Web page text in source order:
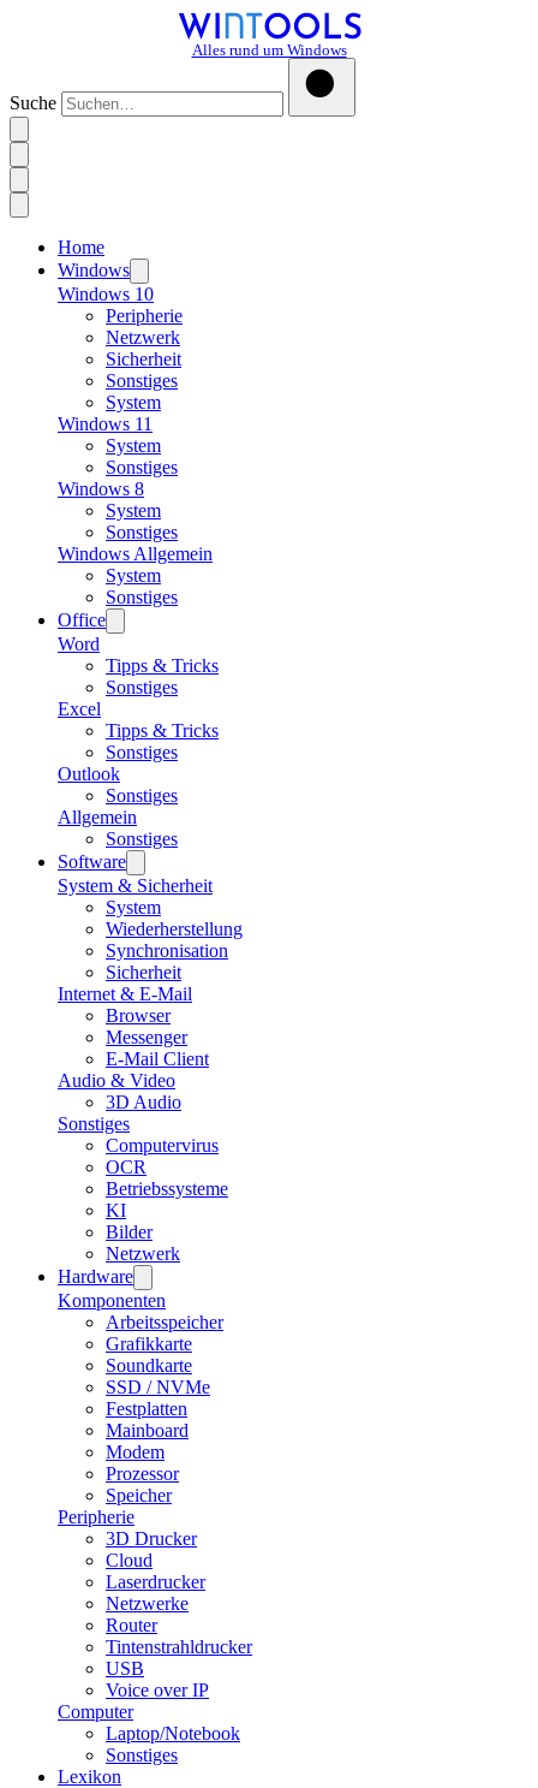
Alles rund um Windows
Suche
Home
Windows
Windows 10
Peripherie
Netzwerk
Sicherheit
Sonstiges
System
Windows 11
System
Sonstiges
Windows 8
System
Sonstiges
Windows Allgemein
System
Sonstiges
Office
Word
Tipps & Tricks
Sonstiges
Excel
Tipps & Tricks
Sonstiges
Outlook
Sonstiges
Allgemein
Sonstiges
Software
System & Sicherheit
System
Wiederherstellung
Synchronisation
Sicherheit
Internet & E-Mail
Browser
Messenger
E-Mail Client
Audio & Video
3D Audio
Sonstiges
Computervirus
OCR
Betriebssysteme
KI
Bilder
Netzwerk
Hardware
Komponenten
Arbeitsspeicher
Grafikkarte
Soundkarte
SSD / NVMe
Festplatten
Mainboard
Modem
Prozessor
Speicher
Peripherie
3D Drucker
Cloud
Laserdrucker
Netzwerke
Router
Tintenstrahldrucker
USB
Voice over IP
Computer
Laptop/Notebook
Sonstiges
Lexikon